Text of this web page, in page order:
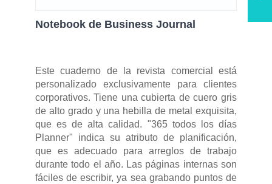
Notebook de Business Journal
Este cuaderno de la revista comercial está
personalizado exclusivamente para clientes
corporativos. Tiene una cubierta de cuero gris
de alto grado y una hebilla de metal exquisita,
que es de alta calidad. "365 todos los días
Planner" indica su atributo de planificación,
que es adecuado para arreglos de trabajo
durante todo el año. Las páginas internas son
fáciles de escribir, ya sea grabando puntos de